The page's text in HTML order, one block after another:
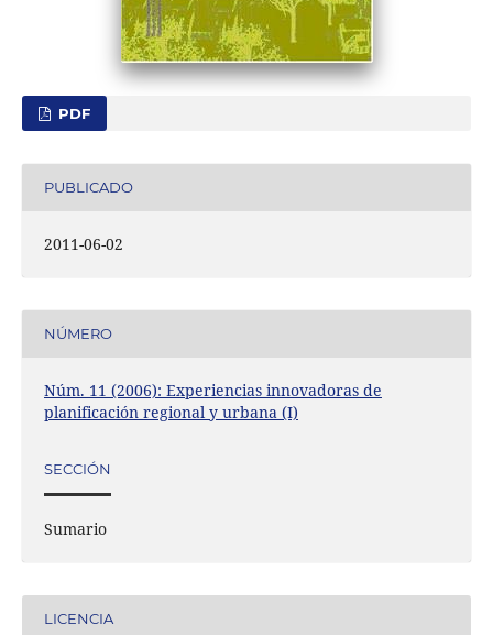
PDF
PUBLICADO
2011-06-02
NÚMERO
Núm. 11 (2006): Experiencias innovadoras de
planificación regional y urbana (I)
SECCIÓN
Sumario
LICENCIA